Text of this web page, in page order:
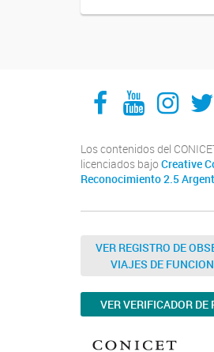
Facebook
YouTube
Los contenidos del
licenciados bajo Creative
Reconocimiento 2.5
VER REGISTRO DE
VIAJES DE
VER VERIFICADOR DE